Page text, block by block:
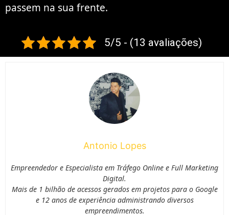
passem na sua frente.
5/5 - (13 avaliações)
Antonio Lopes
Empreendedor e Especialista em Tráfego Online e Full Marketing
Digital.
Mais de 1 bilhão de acessos gerados em projetos para o Google
e 12 anos de experiência administrando diversos
empreendimentos.